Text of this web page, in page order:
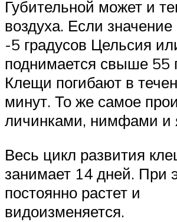
Губительной может и
воздуха. Если
-5 градусов Цельсия
поднимается свыше 55
Клещи погибают в
минут. То же самое
личинками, нимфами и
Весь цикл развития
занимает 14 дней. При
постоянно растет и
видоизменяется.